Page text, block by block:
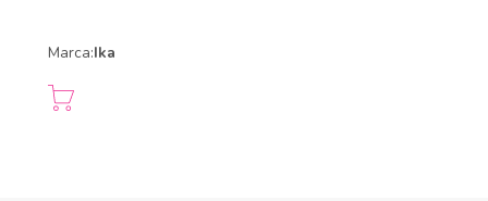
Marca:Ika